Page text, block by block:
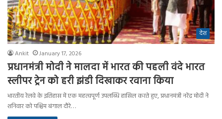
देश
Ankit January 17, 2026
प्रधानमंत्री मोदी ने मालदा में भारत की पहली वंदे भारत
स्लीपर ट्रेन को हरी झंडी दिखाकर रवाना किया
भारतीय रेलवे के इतिहास में एक महत्वपूर्ण उपलब्धि हासिल करते हुए, प्रधानमंत्री नरेंद्र मोदी ने
शनिवार को पश्चिम बंगाल दौरे…